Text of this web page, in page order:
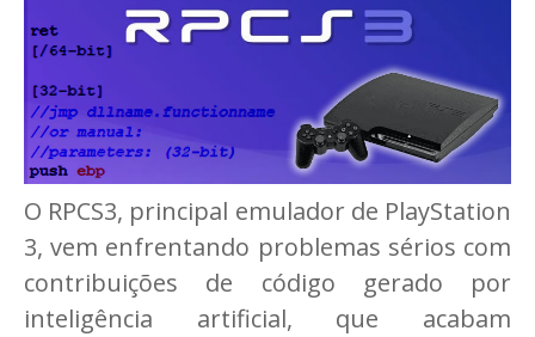
O RPCS3, principal emulador de PlayStation
3, vem enfrentando problemas sérios com
contribuições de código gerado por
inteligência artificial, que acabam